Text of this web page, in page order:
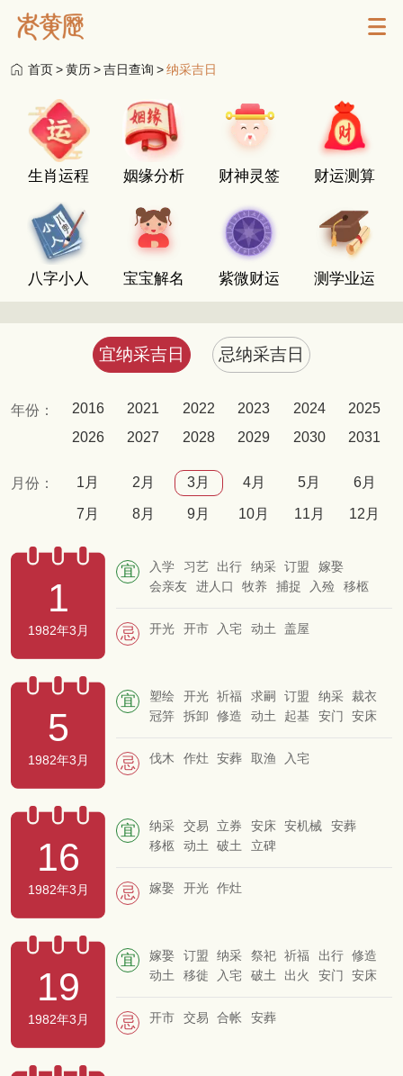
首页>黄历>吉日查询 >纳采吉日
生肖运程 姻缘分析 财神灵签 财运测算
八字小人 宝宝解名 紫微财运 测学业运
宜纳采吉日 忌纳采吉日
年份： 2016 2021 2022 2023 2024
2025
2026
2027 2028 2029 2030 2031
月份： 1月 2月 3月 4月 5月 6月
7月 8月 9月 10月 11月 12月
1
1982年3月
宜 入学 习艺 出行 纳采 订盟
嫁娶
会亲友
进人口 牧养 捕捉 入殓
移柩
忌 开光 开市 入宅 动土 盖屋
5
1982年3月
宜 塑绘 开光 祈福 求嗣 订盟 纳采 裁衣
冠笄
拆卸 修造 动土 起基 安门
安床
忌 伐木 作灶 安葬 取渔 入宅
16
1982年3月
宜 纳采 交易 立券 安床 安机械
安葬
移柩
动土 破土 立碑
忌 嫁娶 开光 作灶
19
1982年3月
宜 嫁娶 订盟 纳采 祭祀 祈福 出行 修造
动土
移徙 入宅 破土 出火 安门
安床
忌 开市 交易 合帐 安葬